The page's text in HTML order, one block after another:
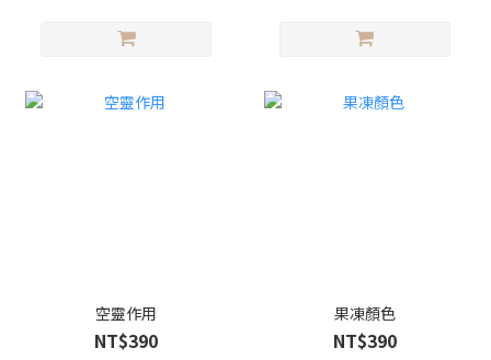
空靈作用
NT$390
果凍顏色
NT$390